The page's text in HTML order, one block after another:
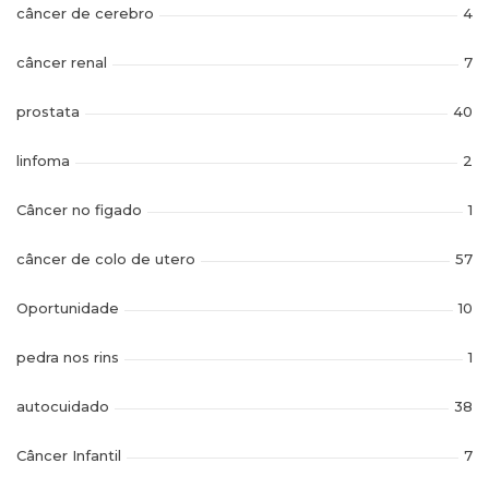
câncer de cerebro 4
câncer renal 7
prostata 40
linfoma 2
Câncer no figado 1
câncer de colo de utero 57
Oportunidade 10
pedra nos rins 1
autocuidado 38
Câncer Infantil 7